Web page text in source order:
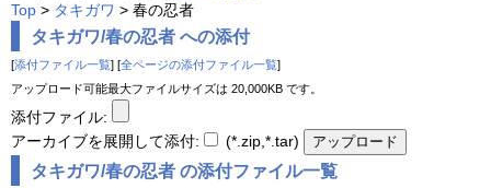
Top > タキガワ > 春の忍者
タキガワ/春の忍者 への添付
[添付ファイル一覧] [全ページの添付ファイル一覧]
アップロード可能最大ファイルサイズは 20,000KB です。
添付ファイル:
アーカイブを展開して添付:
(*.zip,*.tar)
タキガワ/春の忍者 の添付ファイル一覧